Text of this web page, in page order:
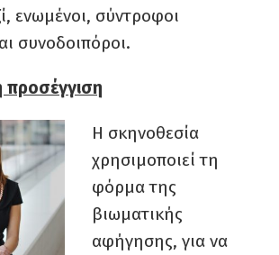
ενωμένοι, σύντροφοι
συνοδοιπόροι.
προσέγγιση
Η σκηνοθεσία
χρησιμοποιεί τη
φόρμα της
βιωματικής
αφήγησης, για να